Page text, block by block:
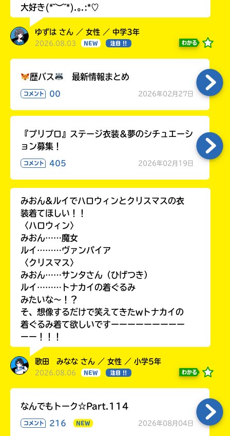
大好き(*˘︶˘*).｡.:*♡
ゆずは さん ／ 女性 ／ 中学3年
2026.08.03 NEW 注目 !! わかる
歴バス 最新情報まとめ
コメント 00 2026年02月27日
『プリプロ』ステージ衣装＆夢のシチュエーシ
ョン募集！
コメント 405 2026年02月19日
みおん&ルイでハロウィンとクリスマスの衣
装着てほしい！！
〈ハロウィン〉
みおん……魔女
ルイ………ヴァンパイア
〈クリスマス〉
みおん……サンタさん（ひげつき）
ルイ………トナカイの着ぐるみ
みたいな〜！？
そ、想像するだけで笑えてきたwトナカイの
着ぐるみ着て欲しいですーーーーーーーーー
ーー！！！
歌田 みなな さん ／ 女性 ／ 小学5年
2026.08.06 NEW 注目 !! わかる
なんでもトーク☆Part.114
コメント 216 NEW 2026年08月04日